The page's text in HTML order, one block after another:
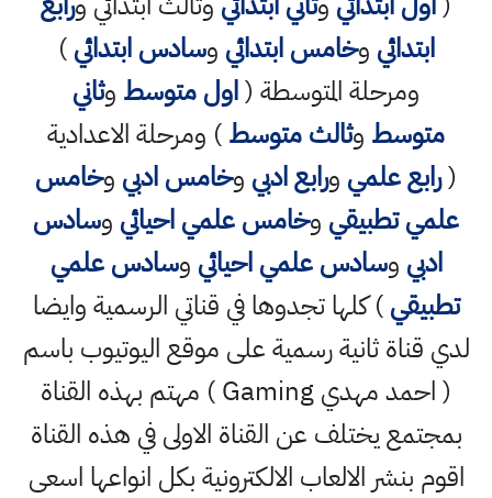
ابتدائي وخامس ابتدائي وسادس ابتدائي)
ومرحلة المتوسطة (اول متوسط وثاني
متوسط وثالث متوسط) ومرحلة الاعدادية
(رابع علمي ورابع ادبي وخامس ادبي وخامس
علمي تطبيقي وخامس علمي احيائي وسادس
ادبي وسادس علمي احيائي وسادس علمي
تطبيقي) كلها تجدوها في قناتي الرسمية وايضا
لدي قناة ثانية رسمية على موقع اليوتيوب باسم
( احمد مهدي Gaming ) مهتم بهذه القناة
بمجتمع يختلف عن القناة الاولى في هذه القناة
اقوم بنشر الالعاب الالكترونية بكل انواعها اسعى